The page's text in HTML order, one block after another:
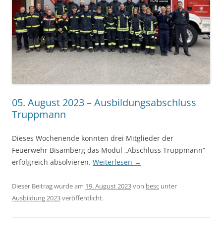
05. August 2023 – Ausbildungsabschluss
Truppmann
Dieses Wochenende konnten drei Mitglieder der
Feuerwehr Bisamberg das Modul „Abschluss Truppmann“
erfolgreich absolvieren. Weiterlesen →
Dieser Beitrag wurde am 19. August 2023von besc unter
Ausbildung 2023veröffentlicht.